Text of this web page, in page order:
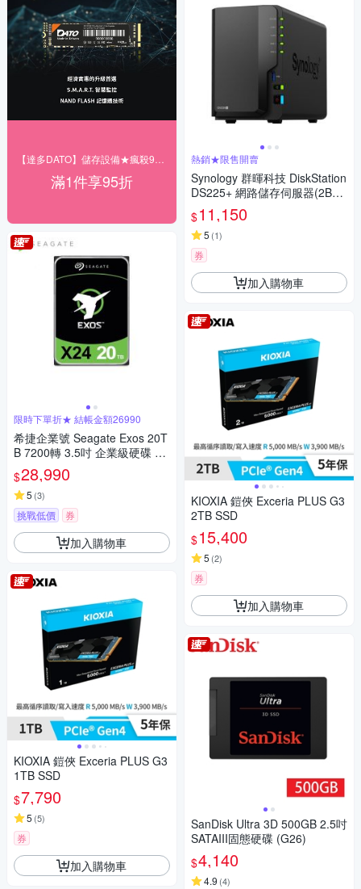
滿1件享95折
限時下單折★ 結帳金額26990
希捷企業號 Seagate Exos 20T
B 7200轉 3.5吋 企業級硬碟 ST
20000NM002H
$28,990
5 (3)
挑戰低價 券
加入購物車
KIOXIA 鎧俠 Exceria PLUS G3
1TB SSD
$7,790
5 (5)
券
加入購物車
熱銷★限售開賣
Synology 群暉科技 DiskStation
DS225+ 網路儲存伺服器(2Bay/
Intel/2GB)
$11,150
5 (1)
券
加入購物車
KIOXIA 鎧俠 Exceria PLUS G3
2TB SSD
$15,400
5 (2)
券
加入購物車
SanDisk Ultra 3D 500GB 2.5吋
SATAIII固態硬碟 (G26)
$4,140
4.9 (4)